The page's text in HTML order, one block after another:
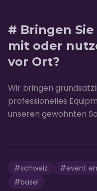
# Bringen
mit oder
vor Ort?
Wir bringen
professionelles
unseren gewohnten
#schweiz #event
#basel